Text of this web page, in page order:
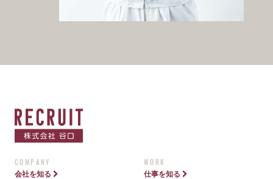
COMPANY WORK
会社を知る 仕事を知る